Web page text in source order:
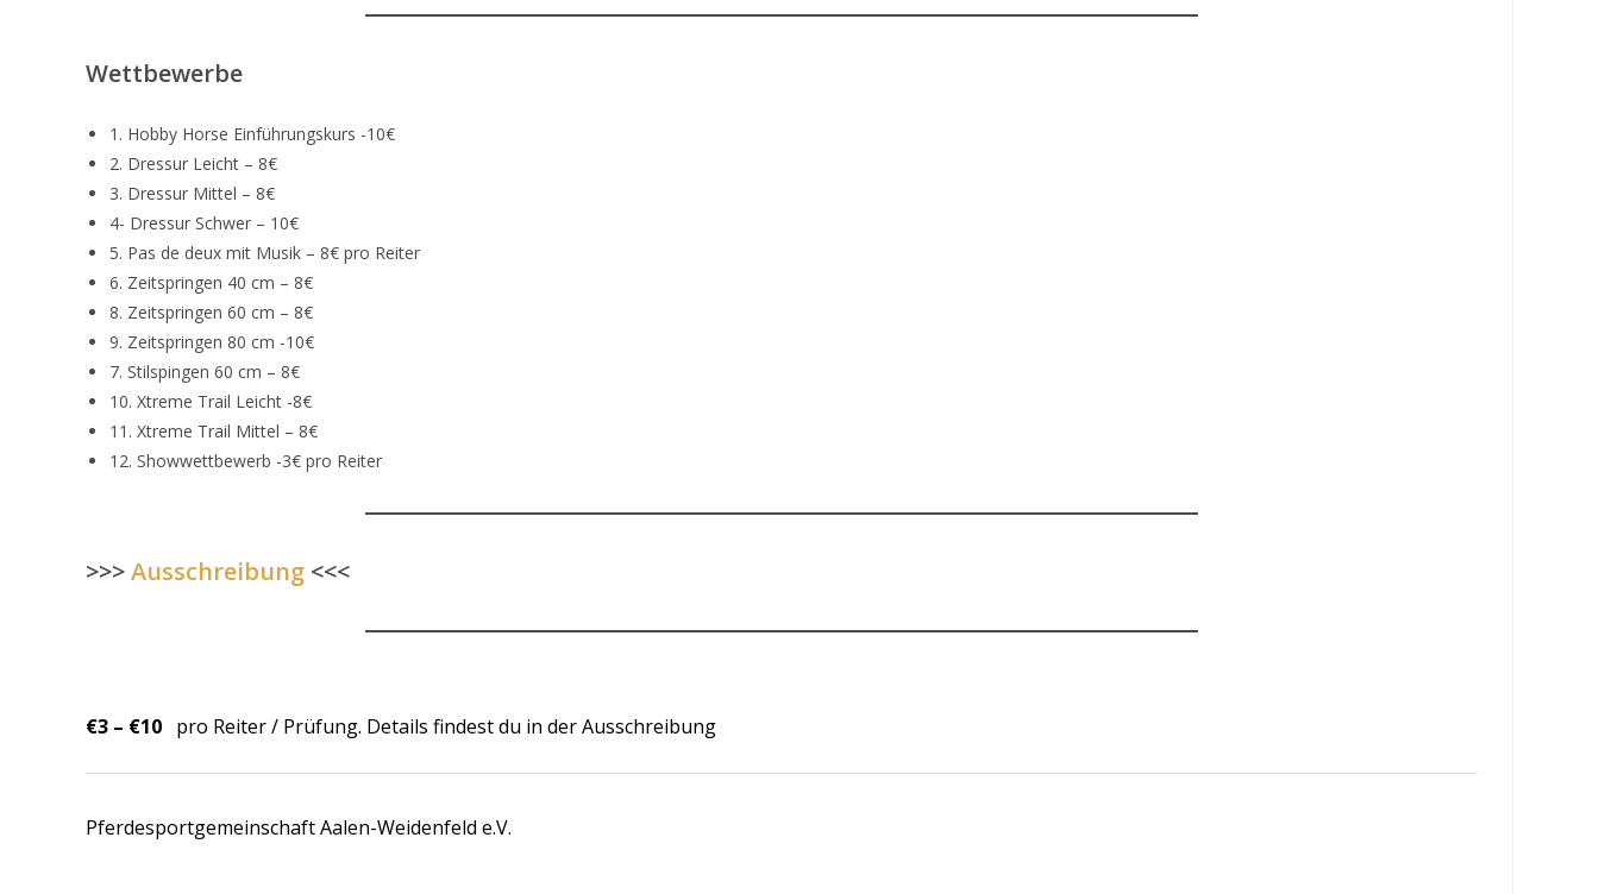
Wettbewerbe
1. Hobby Horse Einführungskurs -10€
2. Dressur Leicht – 8€
3. Dressur Mittel – 8€
4- Dressur Schwer – 10€
5. Pas de deux mit Musik – 8€ pro Reiter
6. Zeitspringen 40 cm – 8€
8. Zeitspringen 60 cm – 8€
9. Zeitspringen 80 cm -10€
7. Stilspingen 60 cm – 8€
10. Xtreme Trail Leicht -8€
11. Xtreme Trail Mittel – 8€
12. Showwettbewerb -3€ pro Reiter
>>>Ausschreibung <<<
€3 – €10 pro Reiter / Prüfung. Details findest du in der Ausschreibung
Pferdesportgemeinschaft Aalen-Weidenfeld e.V.